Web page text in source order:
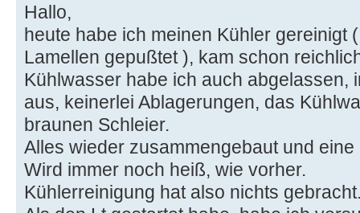
Hallo,
heute habe ich meinen Kühler gereinigt
Lamellen gepußtet ), kam schon
Kühlwasser habe ich auch abgelassen,
aus, keinerlei Ablagerungen, das
braunen Schleier.
Alles wieder zusammengebaut und
Wird immer noch heiß, wie vorher.
Kühlerreinigung hat also nichts